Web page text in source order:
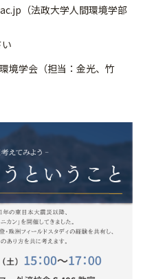
（法政大学人間環境学部
境学会（担当：金光、竹